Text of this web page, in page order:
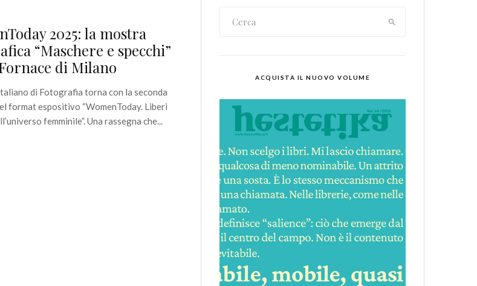
2025: la mostra
“Maschere e specchi”
di Milano
di Fotografia torna con la seconda
format espositivo “WomenToday. Liberi
femminile”. Una rassegna che...
ACQUISTA IL NUOVO VOLUME